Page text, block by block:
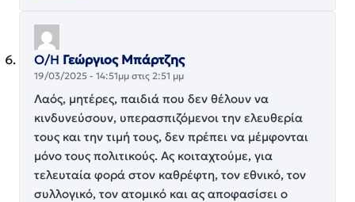
Ο/Η Γεώργιος Μπάρτζης
19/03/2025 - 14:51μμ στις 2:51 μμ
Λαός, μητέρες, παιδιά που δεν θέλουν να
κινδυνεύσουν, υπερασπιζόμενοι την ελευθερία
τους και την τιμή τους, δεν πρέπει να μέμφονται
μόνο τους πολιτικούς. Ας κοιταχτούμε, για
τελευταία φορά στον καθρέφτη, τον εθνικό, τον
συλλογικό, τον ατομικό και ας αποφασίσει ο